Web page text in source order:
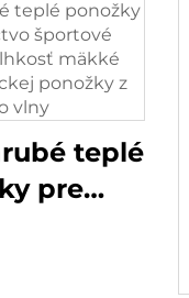
teplé
pre